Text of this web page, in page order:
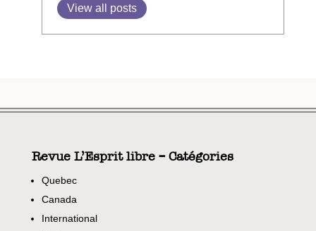
View all posts
Revue L’Esprit libre – Catégories
Quebec
Canada
International